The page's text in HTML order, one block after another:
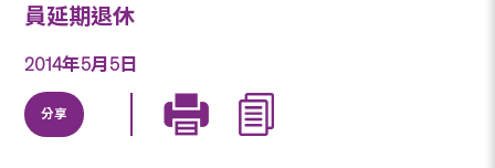
員延期退休
2014年5月5日
分享